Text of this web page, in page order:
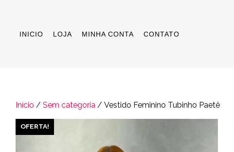
INICIO LOJA MINHA CONTA CONTATO
Início / Sem categoria / Vestido Feminino Tubinho Paetê
OFERTA!